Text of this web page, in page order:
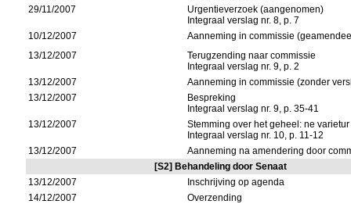
29/11/2007
Urgentieverzoek (aangenomen)
Integraal verslag nr. 8, p. 7
10/12/2007
Aanneming in commissie
13/12/2007
Terugzending naar commissie
Integraal verslag nr. 9, p. 2
13/12/2007
Aanneming in commissie (zonder
13/12/2007
Bespreking
Integraal verslag nr. 9, p. 35-41
13/12/2007
Stemming over het geheel: ne
Integraal verslag nr. 10, p. 11-12
13/12/2007
Aanneming na amendering door
[S2] Behandeling door Senaat
13/12/2007
Inschrijving op agenda
14/12/2007
Overzending